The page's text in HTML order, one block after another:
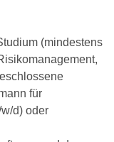
(mindestens
für
d) oder